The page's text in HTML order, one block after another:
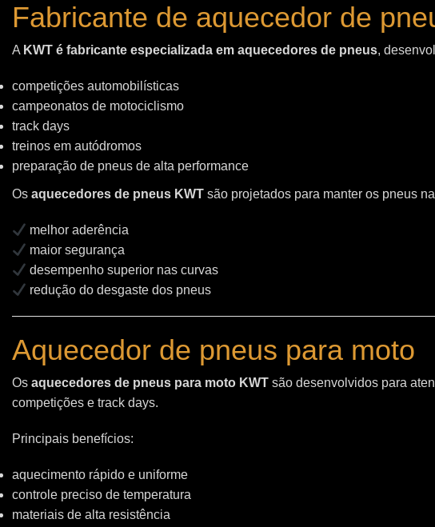
Fabricante de aquecedor de
A KWT é fabricante especializada em aquecedores de pneus,
competições automobilísticas
campeonatos de motociclismo
track days
treinos em autódromos
preparação de pneus de alta performance
Os aquecedores de pneus KWT são projetados para manter os pneus
melhor aderência
maior segurança
desempenho superior nas curvas
redução do desgaste dos pneus
Aquecedor de pneus para moto
Os aquecedores de pneus para moto KWT são desenvolvidos para
competições e track days.
Principais benefícios:
aquecimento rápido e uniforme
controle preciso de temperatura
materiais de alta resistência